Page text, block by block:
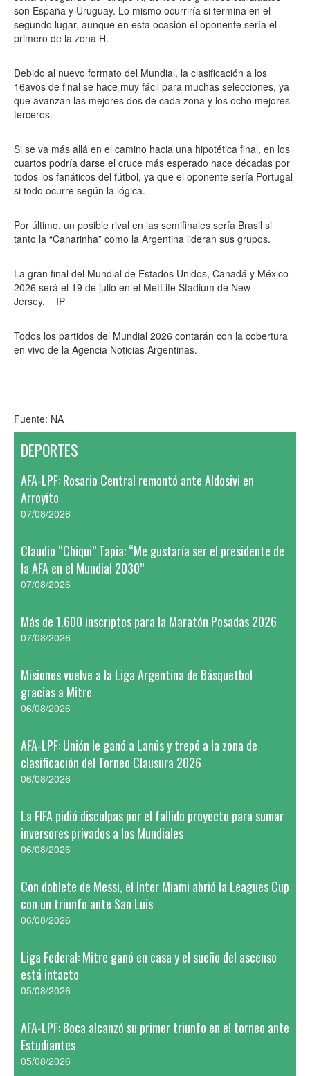
son España y Uruguay. Lo mismo ocurriría si termina en el
segundo lugar, aunque en esta ocasión el oponente sería el
primero de la zona H.
Debido al nuevo formato del Mundial, la clasificación a los
16avos de final se hace muy fácil para muchas selecciones, ya
que avanzan las mejores dos de cada zona y los ocho mejores
terceros.
Si se va más allá en el camino hacia una hipotética final, en los
cuartos podría darse el cruce más esperado hace décadas por
todos los fanáticos del fútbol, ya que el oponente sería Portugal
si todo ocurre según la lógica.
Por último, un posible rival en las semifinales sería Brasil si
tanto la “Canarinha” como la Argentina lideran sus grupos.
La gran final del Mundial de Estados Unidos, Canadá y México
2026 será el 19 de julio en el MetLife Stadium de New
Jersey.__IP__
Todos los partidos del Mundial 2026 contarán con la cobertura
en vivo de la Agencia Noticias Argentinas.
Fuente: NA
DEPORTES
AFA-LPF: Rosario Central remontó ante Aldosivi en
Arroyito
07/08/2026
Claudio “Chiqui” Tapia: “Me gustaría ser el presidente de
la AFA en el Mundial 2030”
07/08/2026
Más de 1.600 inscriptos para la Maratón Posadas 2026
07/08/2026
Misiones vuelve a la Liga Argentina de Básquetbol
gracias a Mitre
06/08/2026
AFA-LPF: Unión le ganó a Lanús y trepó a la zona de
clasificación del Torneo Clausura 2026
06/08/2026
La FIFA pidió disculpas por el fallido proyecto para sumar
inversores privados a los Mundiales
06/08/2026
Con doblete de Messi, el Inter Miami abrió la Leagues Cup
con un triunfo ante San Luis
06/08/2026
Liga Federal: Mitre ganó en casa y el sueño del ascenso
está intacto
05/08/2026
AFA-LPF: Boca alcanzó su primer triunfo en el torneo ante
Estudiantes
05/08/2026